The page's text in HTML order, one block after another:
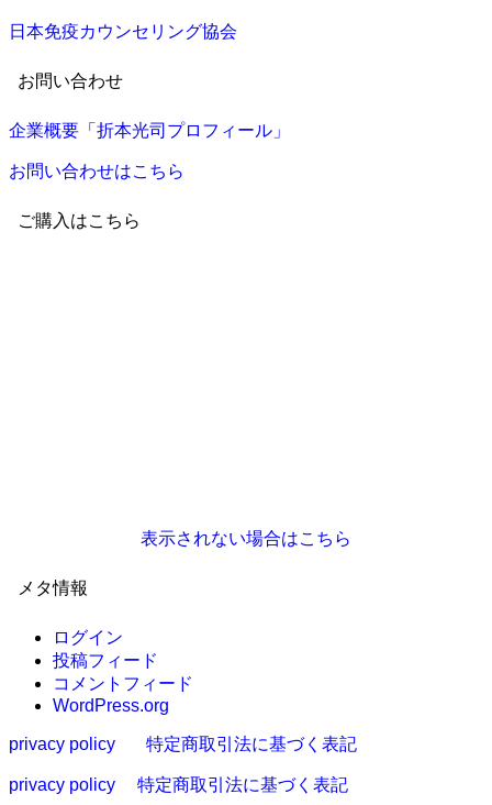
日本免疫カウンセリング協会
お問い合わせ
企業概要「折本光司プロフィール」
お問い合わせはこちら
ご購入はこちら
表示されない場合はこちら
メタ情報
ログイン
投稿フィード
コメントフィード
WordPress.org
privacy policy 特定商取引法に基づく表記
privacy policy 特定商取引法に基づく表記